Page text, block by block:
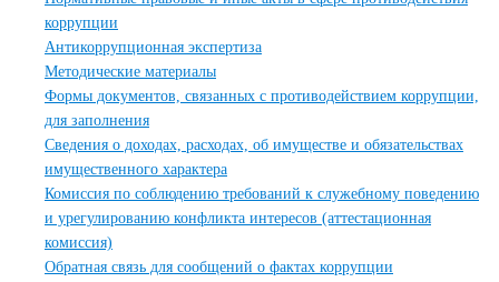
коррупции
Антикоррупционная экспертиза
Методические материалы
Формы документов, связанных с противодействием коррупции,
для заполнения
Сведения о доходах, расходах, об имуществе и обязательствах
имущественного характера
Комиссия по соблюдению требований к служебному поведению
и урегулированию конфликта интересов (аттестационная
комиссия)
Обратная связь для сообщений о фактах коррупции